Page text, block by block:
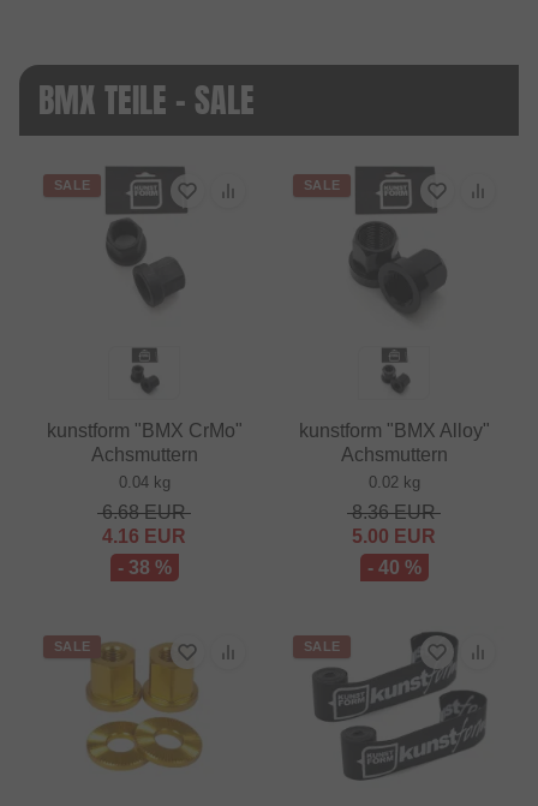
BMX TEILE - SALE
SALE
kunstform "BMX CrMo"
Achsmuttern
0.04 kg
6.68EUR
4.16 EUR
- 38 %
SALE
kunstform "BMX Alloy"
Achsmuttern
0.02 kg
8.36EUR
5.00 EUR
- 40 %
SALE SALE